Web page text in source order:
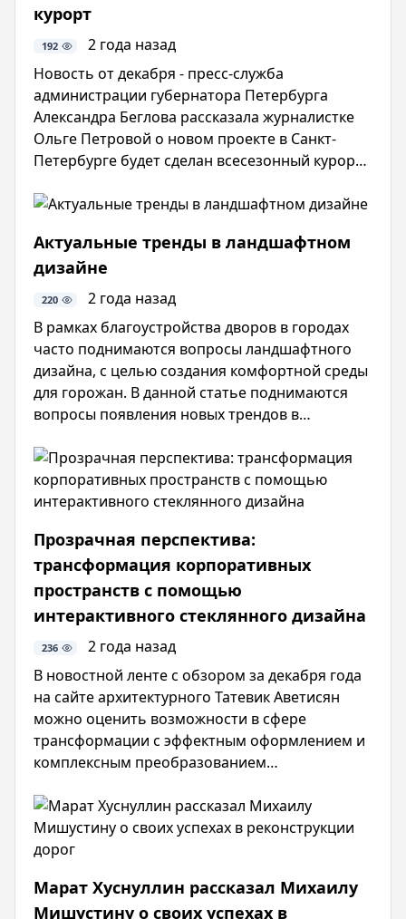
курорт
192
2 года назад
Новость от декабря - пресс-служба
администрации губернатора Петербурга
Александра Беглова рассказала журналистке
Ольге Петровой о новом проекте в Санкт-
Петербурге будет сделан всесезонный курорт.
Беглов: уверен, что всесезонный курорт
всей России.
Актуальные тренды в ландшафтном
дизайне
220
2 года назад
В рамках благоустройства дворов в городах
часто поднимаются вопросы ландшафтного
дизайна, с целью создания комфортной среды
для горожан. В данной статье поднимаются
вопросы появления новых трендов в
современные проекты жилищных комплексов,
которые уже успели за трендами.
Прозрачная перспектива:
трансформация корпоративных
пространств с помощью
интерактивного стеклянного дизайна
236
2 года назад
В новостной ленте с обзором за декабря года
на сайте архитектурного Татевик Аветисян
можно оценить возможности в сфере
трансформации с эффектным оформлением и
комплексным преобразованием
интерактивного стеклянного дизайна и
покрытий с тонированным стеклом реально
обеспечить зонирование не только офисов,
решения.
Марат Хуснуллин рассказал Михаилу
Мишустину о своих успехах в